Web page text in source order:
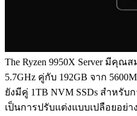
The Ryzen 9950X Server มีคุณ
5.7GHz คู่กับ 192GB จาก
ยังมีคู่ 1TB NVM SSDs สําหรับ
เป็นการปรับแต่งแบบเปลือยอย่